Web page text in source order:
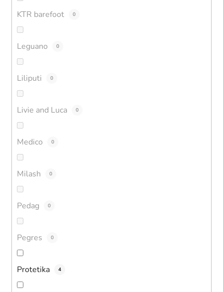
KTR barefoot 0
Leguano 0
Liliputi 0
Livie and Luca 0
Medico 0
Milash 0
Pedag 0
Pegres 0
Protetika 4